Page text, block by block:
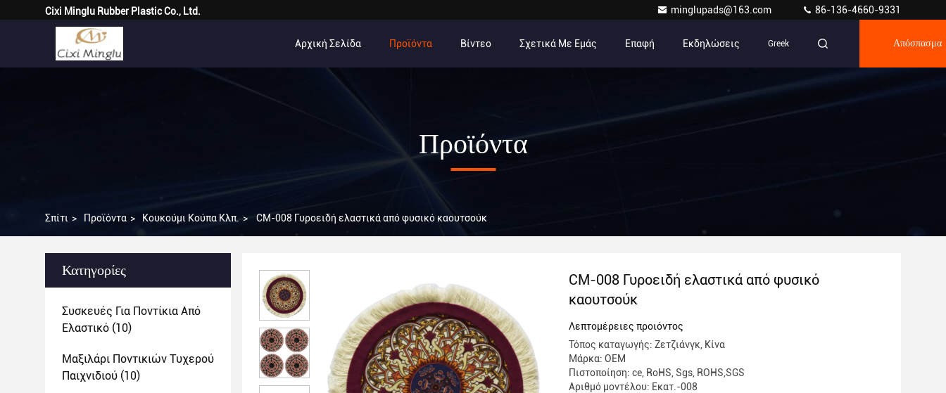
Cixi Minglu Rubber Plastic Co., Ltd. minglupads@163.com 86-136-4660-9331
Αρχική Σελίδα Προϊόντα Βίντεο Σχετικά Με Εμάς Επαφή Εκδηλώσεις Greek Απόσπασμα
Προϊόντα
Σπίτι > Προϊόντα > Κουκούμι Κούπα Κλπ. > CM-008 Γυροειδή ελαστικά από φυσικό καουτσούκ
Κατηγορίες
Συσκευές Για Ποντίκια Από
Ελαστικό (10)
Μαξιλάρι Ποντικιών Τυχερού
Παιχνιδιού (10)
CM-008 Γυροειδή ελαστικά από φυσικό
καουτσούκ
Λεπτομέρειες προιόντος
Τόπος καταγωγής: Ζετζιάνγκ, Κίνα
Μάρκα: OEM
Πιστοποίηση: ce, RoHS, Sgs, ROHS,SGS
Αριθμό μοντέλου: Εκατ.-008